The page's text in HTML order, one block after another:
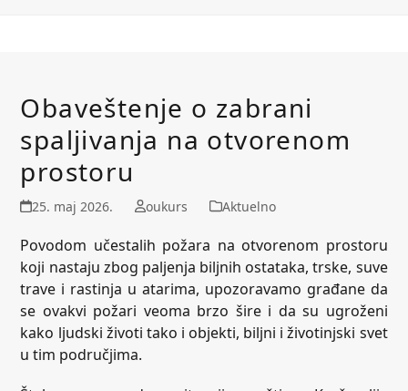
Obaveštenje o zabrani
spaljivanja na otvorenom
prostoru
25. maj 2026. oukurs Aktuelno
Povodom učestalih požara na otvorenom prostoru
koji nastaju zbog paljenja biljnih ostataka, trske, suve
trave i rastinja u atarima, upozoravamo građane da
se ovakvi požari veoma brzo šire i da su ugroženi
kako ljudski životi tako i objekti, biljni i životinjski svet
u tim područjima.